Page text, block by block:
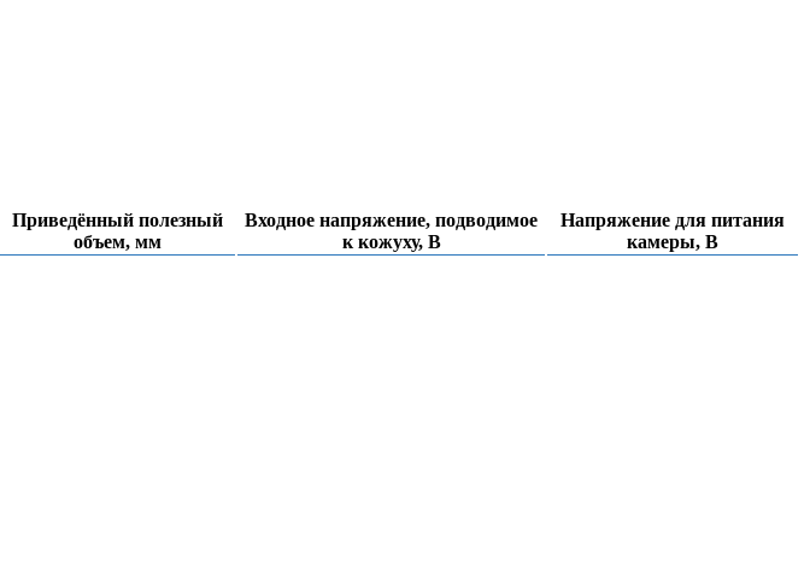
Приведённый полезный
объем, мм
Входное напряжение, подводимое
к кожуху, В
Напряжение для питания
камеры, В